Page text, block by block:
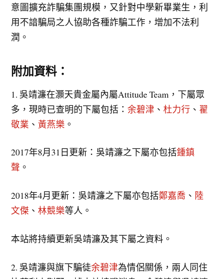
意圖擴充詐騙集團規模，又針對中學新畢業生，利
用不諳騙局之人協助各種詐騙工作，增加不法利
潤。
附加資料：
1. 吳靖濂在灝天貴金屬內屬Attitude Team，下屬眾
多，現時已查明的下屬包括：余碧津 、杜力行 、 翟
敬業 、 黃燕樂 。
2017年8月31日更新：吳靖濂之下屬亦包括鍾鎮
聲 。
2018年4月更新：吳靖濂之下屬亦包括鄭嘉喬 、 陸
文傑 、林競樂等人。
本站將持續更新吳靖濂及其下屬之資料。
2. 吳靖濂與旗下騙徒余碧津為情侶關係，兩人同住